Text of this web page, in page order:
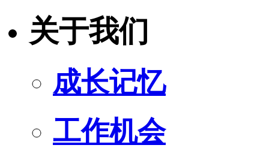
关于我们
成长记忆
工作机会